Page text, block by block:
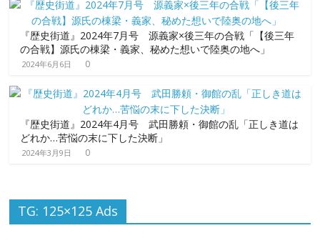
『歴史街道』2024年7月号 源義家×後三年の合戦「【後三年
の合戦】源氏の棟梁・義家、秘めた想いで陸奥の地へ」
2024年6月6日 0
『歴史街道』2024年4月号 武田勝頼・御館の乱「正しき道は
どれか…苦悩の末に下した決断」
2024年3月9日 0
TG: 125×125 Ads